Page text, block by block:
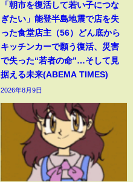
「朝市を復活して若い子につな
ぎたい」能登半島地震で店を失
った食堂店主（56）どん底から
キッチンカーで願う復活、災害
で失った“若者の命”…そして見
据える未来(ABEMA TIMES)
2026年8月9日